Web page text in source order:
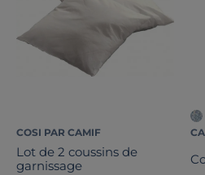
COSI PAR CAMIF
Lot de 2 coussins de
garnissage